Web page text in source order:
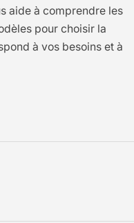
aide à comprendre les
pour choisir la
à vos besoins et à